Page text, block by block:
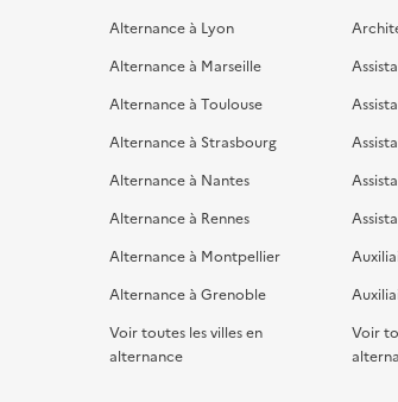
Alternance à Lyon
Alternance à Marseille
Alternance à Toulouse
Alternance à Strasbourg
Alternance à Nantes
Alternance à Rennes
Alternance à Montpellier
Alternance à Grenoble
Voir toutes les villes en
alternance
Voir